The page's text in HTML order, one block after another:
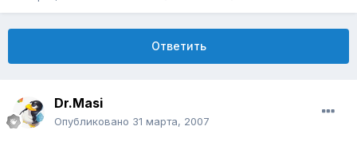
Ответить
Dr.Masi
Опубликовано 31 марта, 2007